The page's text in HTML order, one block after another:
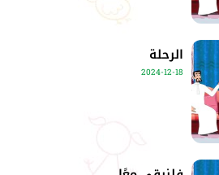
الرحلة
2024-12-18